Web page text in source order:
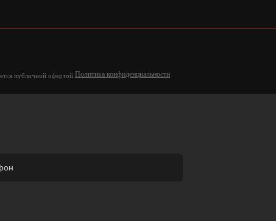
публичной офертой. Политика конфиденциальности